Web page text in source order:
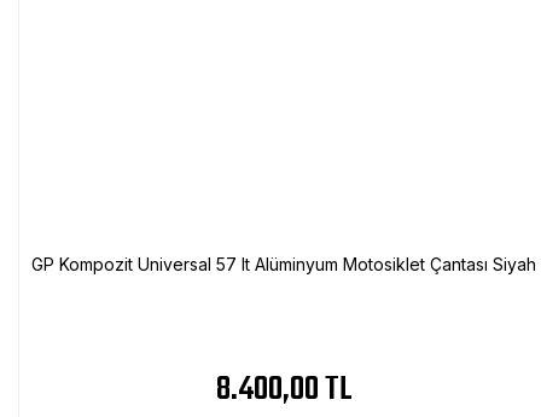
GP Kompozit Universal 57 lt Alüminyum Motosiklet Çantası Siyah
8.400,00 TL